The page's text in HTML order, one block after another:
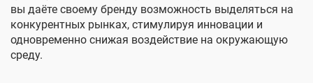
вы даёте своему бренду возможность выделяться на
конкурентных рынках, стимулируя инновации и
одновременно снижая воздействие на окружающую
среду.